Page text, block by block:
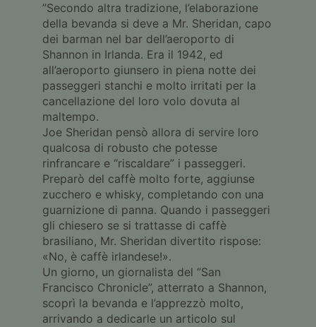
”Secondo altra tradizione, l’elaborazione
della bevanda si deve a Mr. Sheridan, capo
dei barman nel bar dell’aeroporto di
Shannon in Irlanda. Era il 1942, ed
all’aeroporto giunsero in piena notte dei
passeggeri stanchi e molto irritati per la
cancellazione del loro volo dovuta al
maltempo.
Joe Sheridan pensò allora di servire loro
qualcosa di robusto che potesse
rinfrancare e “riscaldare” i passeggeri.
Preparò del caffè molto forte, aggiunse
zucchero e whisky, completando con una
guarnizione di panna. Quando i passeggeri
gli chiesero se si trattasse di caffè
brasiliano, Mr. Sheridan divertito rispose:
«No, è caffè irlandese!».
Un giorno, un giornalista del “San
Francisco Chronicle”, atterrato a Shannon,
scoprì la bevanda e l’apprezzò molto,
arrivando a dedicarle un articolo sul